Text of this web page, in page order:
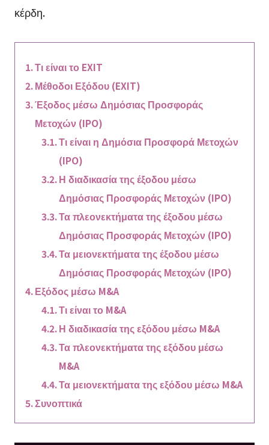
κέρδη.
Τι είναι το EXIT
Μέθοδοι Εξόδου (EXIT)
Έξοδος μέσω Δημόσιας Προσφοράς
Μετοχών (IPO)
Τι είναι η Δημόσια Προσφορά Μετοχών
(IPO)
Η διαδικασία της έξοδου μέσω
Δημόσιας Προσφοράς Μετοχών (IPO)
Τα πλεονεκτήματα της έξοδου μέσω
Δημόσιας Προσφοράς Μετοχών (IPO)
Τα μειονεκτήματα της έξοδου μέσω
Δημόσιας Προσφοράς Μετοχών (IPO)
Εξόδος μέσω M&A
Τι είναι το M&A
Η διαδικασία της εξόδου μέσω M&A
Τα πλεονεκτήματα της εξόδου μέσω
M&A
Τα μειονεκτήματα της εξόδου μέσω M&A
Συνοπτικά